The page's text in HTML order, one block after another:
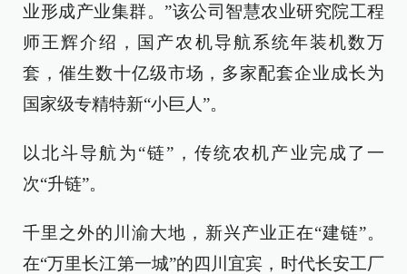
业形成产业集群。”该公司智慧农业研究院工程
师王辉介绍，国产农机导航系统年装机数万
套，催生数十亿级市场，多家配套企业成长为
国家级专精特新“小巨人”。
以北斗导航为“链”，传统农机产业完成了一
次“升链”。
千里之外的川渝大地，新兴产业正在“建链”。
在“万里长江第一城”的四川宜宾，时代长安工厂